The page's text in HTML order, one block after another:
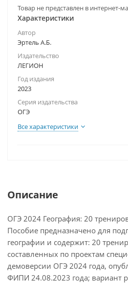
Товар не представлен в интернет-
Характеристики
Автор
Эртель А.Б.
Издательство
ЛЕГИОН
Год издания
2023
Серия издательства
ОГЭ
Все характеристики
Описание
ОГЭ 2024 География: 20
Пособие предназначено для
географии и содержит: 20
составленных по проектам
демоверсии ОГЭ 2024 года,
ФИПИ 24.08.2023 года; вариант